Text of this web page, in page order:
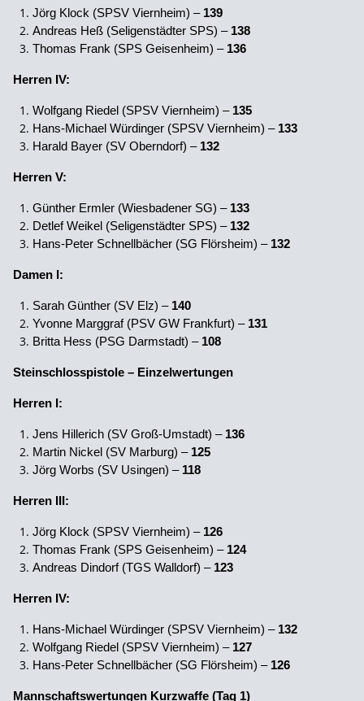
Jörg Klock (SPSV Viernheim) – 139
Andreas Heß (Seligenstädter SPS) – 138
Thomas Frank (SPS Geisenheim) – 136
Herren IV:
Wolfgang Riedel (SPSV Viernheim) – 135
Hans-Michael Würdinger (SPSV Viernheim) – 133
Harald Bayer (SV Oberndorf) – 132
Herren V:
Günther Ermler (Wiesbadener SG) – 133
Detlef Weikel (Seligenstädter SPS) – 132
Hans-Peter Schnellbächer (SG Flörsheim) – 132
Damen I:
Sarah Günther (SV Elz) – 140
Yvonne Marggraf (PSV GW Frankfurt) – 131
Britta Hess (PSG Darmstadt) – 108
Steinschlosspistole – Einzelwertungen
Herren I:
Jens Hillerich (SV Groß-Umstadt) – 136
Martin Nickel (SV Marburg) – 125
Jörg Worbs (SV Usingen) – 118
Herren III:
Jörg Klock (SPSV Viernheim) – 126
Thomas Frank (SPS Geisenheim) – 124
Andreas Dindorf (TGS Walldorf) – 123
Herren IV:
Hans-Michael Würdinger (SPSV Viernheim) – 132
Wolfgang Riedel (SPSV Viernheim) – 127
Hans-Peter Schnellbächer (SG Flörsheim) – 126
Mannschaftswertungen Kurzwaffe (Tag 1)